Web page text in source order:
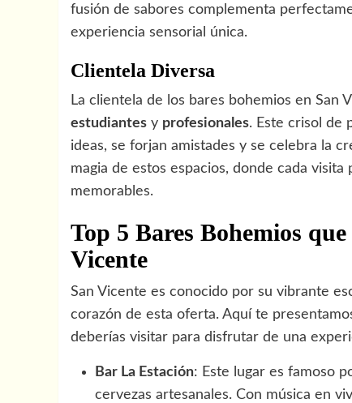
fusión de sabores complementa
experiencia sensorial única.
Clientela Diversa
La clientela de los bares bohemios en San
estudiantes y profesionales. Este crisol de
ideas, se forjan amistades y se celebra la
magia de estos espacios, donde cada
memorables.
Top 5 Bares Bohemios
Vicente
San Vicente es conocido por su vibrante
corazón de esta oferta. Aquí te
deberías visitar para disfrutar de una
Bar La Estación: Este lugar es famoso
cervezas artesanales. Con música en